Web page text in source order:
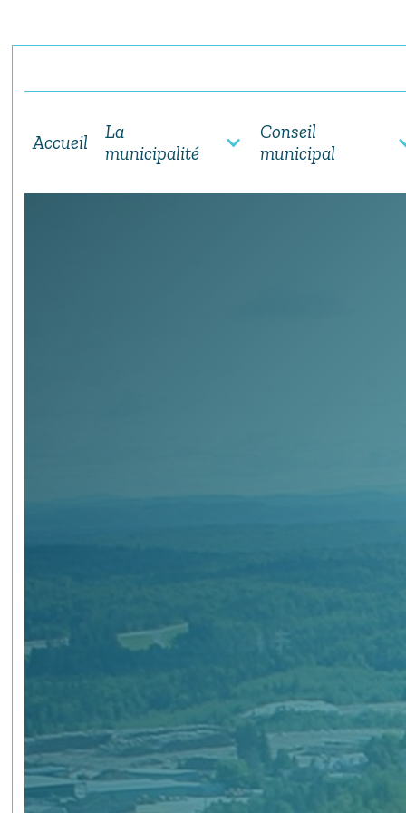
Accueil
La
municipalité
Conseil
municipal